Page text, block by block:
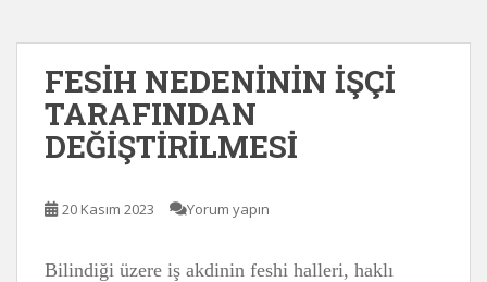
FESİH NEDENİNİN İŞÇİ
TARAFINDAN
DEĞİŞTİRİLMESİ
20 Kasım 2023 Yorum yapın
Bilindiği üzere iş akdinin feshi halleri, haklı